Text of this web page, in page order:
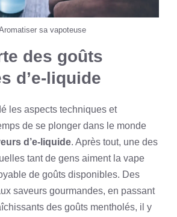
sa vapoteuse
des goûts
d’e-liquide
les aspects techniques et
de se plonger dans le monde
d’e-liquide. Après tout, une des
tant de gens aiment la vape
de goûts disponibles. Des
saveurs gourmandes, en passant
des goûts mentholés, il y